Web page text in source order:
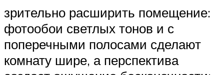
зрительно расширить помещение:
фотообои светлых тонов и с
поперечными полосами сделают
комнату шире, а перспектива